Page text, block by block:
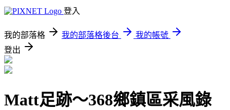
登入
我的部落格 我的部落格後台
我的帳號
登出
Matt足跡～368鄉鎮區采風錄